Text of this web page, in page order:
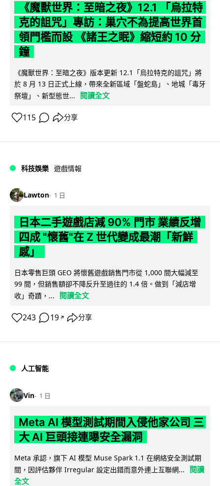
《魔獸世界：至暗之夜》12.1 「烏拉特
克的詛咒」專訪：巢穴不為提高世界首
領門檻而設 《諸王之眠》縮短約 10 分
鐘
《魔獸世界：至暗之夜》版本更新 12.1「烏拉特克的詛咒」將
於 8 月 13 日正式上線，帶來全新區域「盤蛇島」、地城「毒牙
祭壇」、新型態世...
閱讀全文
115 分享
科技娛樂 遊戲情報
Lawton 1 日
日本二手遊戲店減 90% 門市 業績反增
四成 "懷舊"在 Z 世代變成最潮「新鮮
感」
日本零售巨頭 GEO 將懷舊遊戲銷售門市從 1,000 間大幅減至
99 間，但銷售額卻不降反升至過往的 1.4 倍。做到「減店增
收」奇蹟，...
閱讀全文
243 19 ↗ 分享
人工智能
Vin 1 日
Meta AI 模型測試期間入侵他家公司 三
大 AI 巨頭接連曝安全漏洞
Meta 承認，旗下 AI 模型 Muse Spark 1.1 在網絡安全測試期
間，因評估夥伴 Irregular 設定出錯而意外連上互聯網...
閱讀
全文